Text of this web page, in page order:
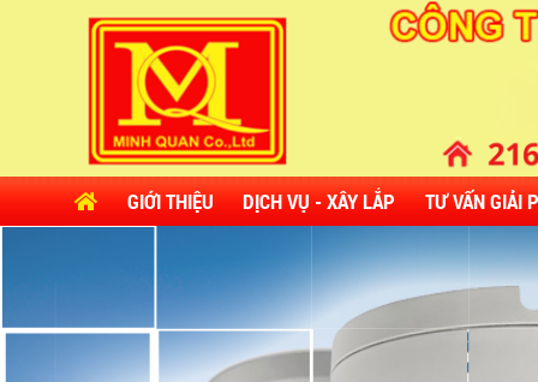
GIỚI THIỆU DỊCH VỤ - XÂY LẮP TƯ VẤN GIẢI